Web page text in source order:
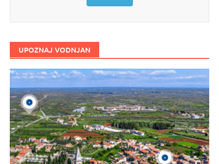
UPOZNAJ VODNJAN